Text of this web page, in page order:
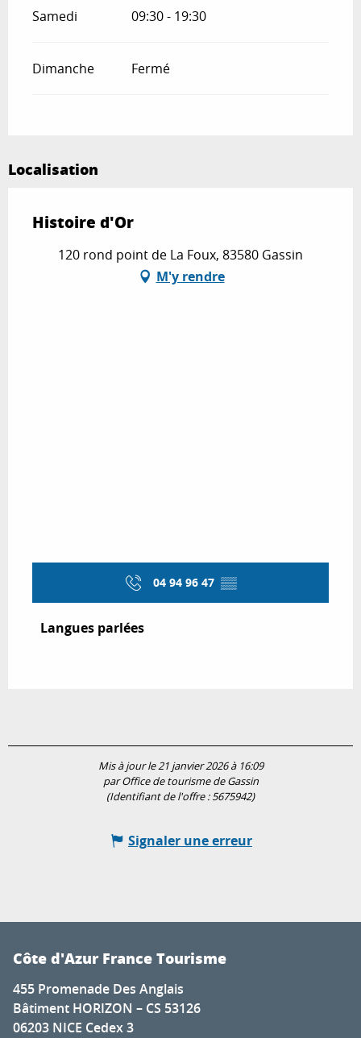
Samedi 09:30 - 19:30
Dimanche Fermé
Localisation
Histoire d'Or
120 rond point de La Foux, 83580 Gassin
M'y rendre
04 94 96 47 ▒▒
Langues parlées
Langues parlées
Mis à jour le 21 janvier 2026 à 16:09
par Office de tourisme de Gassin
(Identifiant de l'offre :5675942)
Signaler une erreur
Côte d'Azur France Tourisme
455 Promenade Des Anglais
Bâtiment HORIZON – CS 53126
06203 NICE Cedex 3